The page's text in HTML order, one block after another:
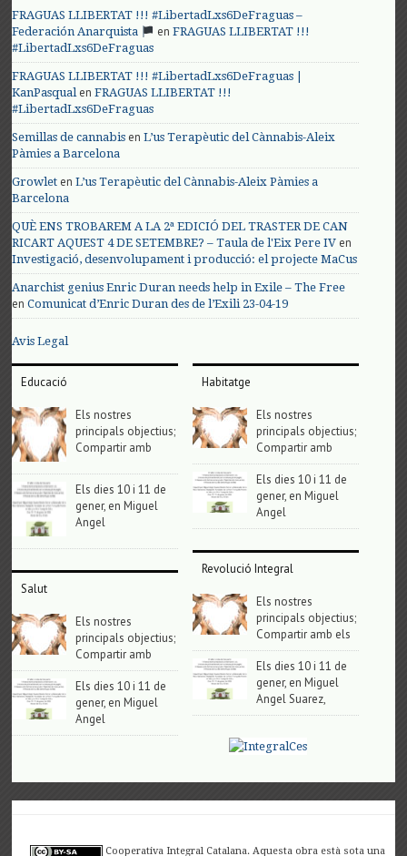
FRAGUAS LLIBERTAT !!! #LibertadLxs6DeFraguas –
Federación Anarquista
enFRAGUAS LLIBERTAT !!!
#LibertadLxs6DeFraguas
FRAGUAS LLIBERTAT !!! #LibertadLxs6DeFraguas |
KanPasqualenFRAGUAS LLIBERTAT !!!
#LibertadLxs6DeFraguas
Semillas de cannabis enL’us Terapèutic del Cànnabis-Aleix
Pàmies a Barcelona
Growlet enL’us Terapèutic del Cànnabis-Aleix Pàmies a
Barcelona
QUÈ ENS TROBAREM A LA 2ª EDICIÓ DEL TRASTER DE CAN
RICART AQUEST 4 DE SETEMBRE? – Taula de l'Eix Pere IV en
Investigació, desenvolupament i producció: el projecte MaCus
Anarchist genius Enric Duran needs help in Exile – The Free
enComunicat d’Enric Duran des de l’Exili 23-04-19
Avis Legal
Educació
Els nostres
principals objectius;
Compartir amb
Els dies 10 i 11 de
gener, en Miguel
Angel
Salut
Els nostres
principals objectius;
Compartir amb
Els dies 10 i 11 de
gener, en Miguel
Angel
Habitatge
Els nostres
principals objectius;
Compartir amb
Els dies 10 i 11 de
gener, en Miguel
Angel
Revolució Integral
Els nostres
principals objectius;
Compartir amb els
Els dies 10 i 11 de
gener, en Miguel
Angel Suarez,
Cooperativa Integral Catalana. Aquesta obra està sota una